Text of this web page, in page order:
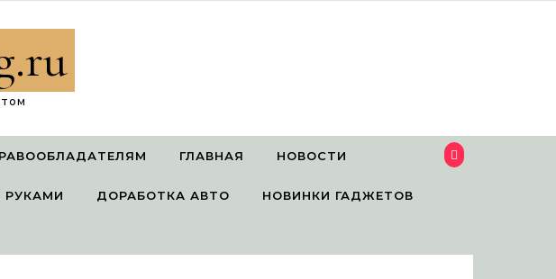
ГЛАВНАЯ НОВОСТИ
РУКАМИ ДОРАБОТКА АВТО НОВИНКИ ГАДЖЕТОВ